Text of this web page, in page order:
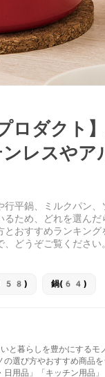
ロダクト
レスやア
平鍋、ミルクパン
ため、どれを選ん
おすすめランキン
どうぞご覧ください。
(158) 鍋(64)
と暮らしを豊かにするモ
選び方やおすすめ商品
用品」「キッチン用品